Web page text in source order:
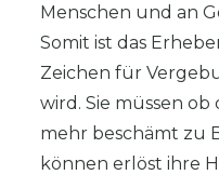
Menschen und an
Somit ist das
Zeichen für
wird. Sie müssen
mehr beschämt zu
können erlöst ihre